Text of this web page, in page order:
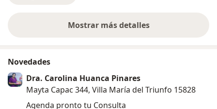
Mostrar más detalles
sobre la experiencia
Novedades
Dra. Carolina Huanca Pinares
Mayta Capac 344, Villa María del Triunfo 15828
Agenda pronto tu Consulta